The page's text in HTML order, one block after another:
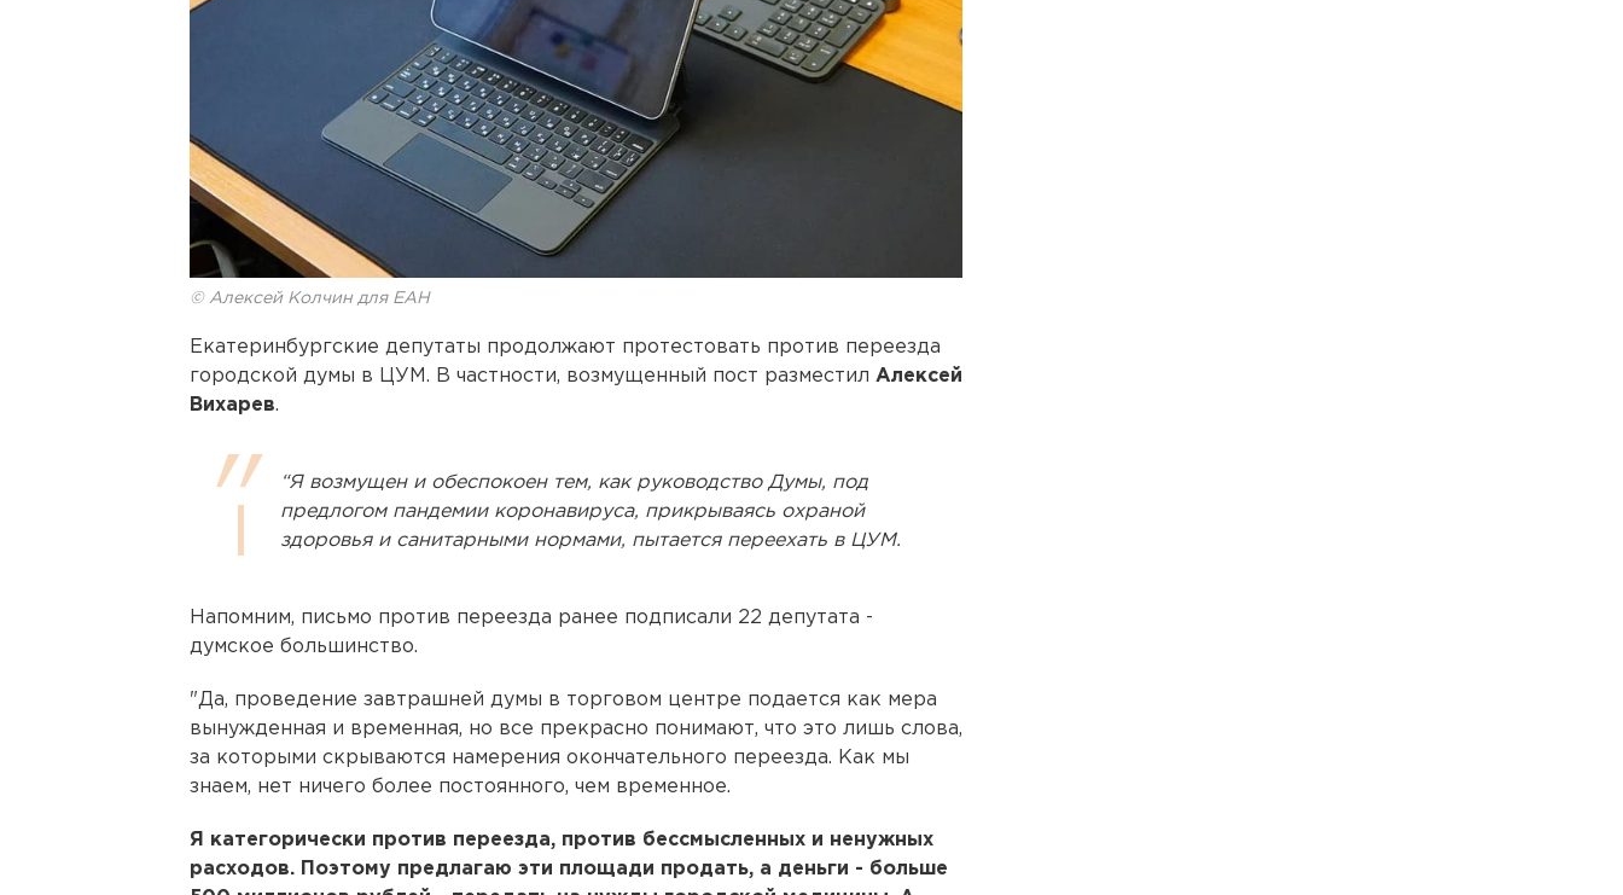
© Алексей Колчин для ЕАН
Екатеринбургские депутаты продолжают протестовать против переезда
городской думы в ЦУМ. В частности, возмущенный пост разместил Алексей
Вихарев.
“Я возмущен и обеспокоен тем, как руководство Думы, под
предлогом пандемии коронавируса, прикрываясь охраной
здоровья и санитарными нормами, пытается переехать в ЦУМ.
Напомним, письмо против переезда ранее подписали 22 депутата -
думское большинство.
"Да, проведение завтрашней думы в торговом центре подается как мера
вынужденная и временная, но все прекрасно понимают, что это лишь слова,
за которыми скрываются намерения окончательного переезда. Как мы
знаем, нет ничего более постоянного, чем временное.
Я категорически против переезда, против бессмысленных и ненужных
расходов. Поэтому предлагаю эти площади продать, а деньги - больше